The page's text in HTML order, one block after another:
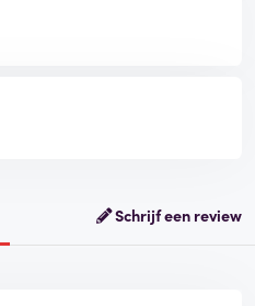
Schrijf een review